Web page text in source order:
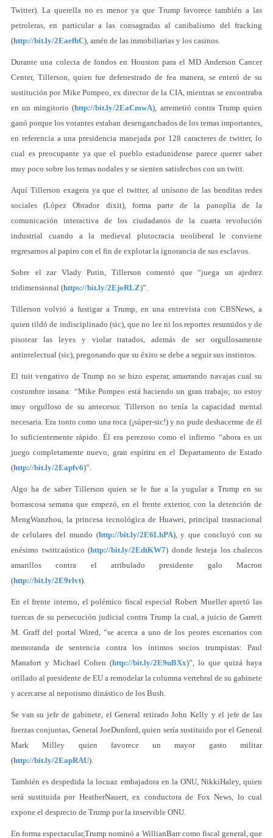
Twitter). La querella no es menor ya que Trump favorece también a las
petroleras, en particular a las consagradas al canibalismo del fracking
(http://bit.ly/2EaefhC), amén de las inmobiliarias y los casinos.
Durante una colecta de fondos en Houston para el MD Anderson Cancer
Center, Tillerson, quien fue defenestrado de fea manera, se enteró de su
sustitución por Mike Pompeo, ex director de la CIA, mientras se encontraba
en un mingitorio (http://bit.ly/2EaCmwA), arremetió contra Trump quien
ganó porque los votantes estaban desenganchados de los temas importantes,
en referencia a una presidencia manejada por 128 caracteres de twitter, lo
cual es preocupante ya que el pueblo estadunidense parece querer saber
muy poco sobre los temas nodales y se sienten satisfechos con un twitt.
Aquí Tillerson exagera ya que el twitter, al unísono de las benditas redes
sociales (López Obrador dixit), forma parte de la panoplia de la
comunicación interactiva de los ciudadanos de la cuarta revolución
industrial cuando a la medieval plutocracia neoliberal le conviene
regresarnos al papiro con el fin de explotar la ignorancia de sus esclavos.
Sobre el zar Vlady Putin, Tillerson comentó que “juega un ajedrez
tridimensional (https://bit.ly/2EjoRLZ)”.
Tillerson volvió a fustigar a Trump, en una entrevista con CBSNews, a
quien tildó de indisciplinado (sic), que no lee ni los reportes resumidos y de
pisotear las leyes y violar tratados, además de ser orgullosamente
antintelectual (sic), pregonando que su éxito se debe a seguir sus instintos.
El tuit vengativo de Trump no se hizo esperar, amarrando navajas cual su
costumbre insana: “Mike Pompeo está haciendo un gran trabajo; no estoy
muy orgulloso de su antecesor. Tillerson no tenía la capacidad mental
necesaria. Era tonto como una roca (¡súper-sic!) y no pude deshacerme de él
lo suficientemente rápido. Él era perezoso como el infierno “ahora es un
juego completamente nuevo, gran espíritu en el Departamento de Estado
(http://bit.ly/2Eapfv6)”.
Algo ha de saber Tillerson quien se le fue a la yugular a Trump en su
borrascosa semana que empezó, en el frente exterior, con la detención de
MengWanzhou, la princesa tecnológica de Huawei, principal trasnacional
de celulares del mundo (http://bit.ly/2E6LhPA), y que concluyó con su
enésimo twittcaústico (http://bit.ly/2EdtKW7) donde festeja los chalecos
amarillos contra el atribulado presidente galo Macron
(http://bit.ly/2E9rlvt).
En el frente interno, el polémico fiscal especial Robert Mueller apretó las
tuercas de su persecución judicial contra Trump la cual, a juicio de Garrett
M. Graff del portal Wired, “se acerca a uno de los peores escenarios con
memoranda de sentencia contra los íntimos socios trumpistas: Paul
Manafort y Michael Cohen (http://bit.ly/2E9uBXx)”, lo que quizá haya
orillado al presidente de EU a remodelar la columna vertebral de su gabinete
y acercarse al nepotismo dinástico de los Bush.
Se van su jefe de gabinete, el General retirado John Kelly y el jefe de las
fuerzas conjuntas, General JoeDunford, quien sería sustituido por el General
Mark Milley quien favorece un mayor gasto militar
(http://bit.ly/2EapRAU).
También es despedida la locuaz embajadora en la ONU, NikkiHaley, quien
será sustituida por HeatherNauert, ex conductora de Fox News, lo cual
expone el desprecio de Trump por la inservible ONU.
En forma espectacular,Trump nominó a WillianBarr como fiscal general, que